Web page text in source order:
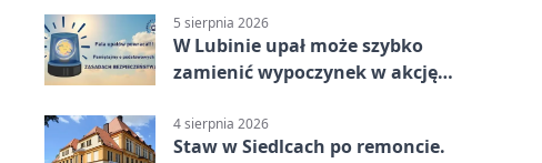
5 sierpnia 2026
W Lubinie upał może szybko
zamienić wypoczynek w akcję
4 sierpnia 2026
Staw w Siedlcach po remoncie.